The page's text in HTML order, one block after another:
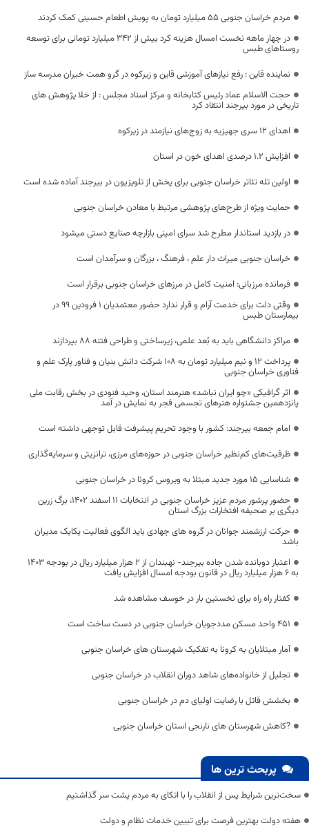
مردم خراسان جنوبی ۵۵ میلیارد تومان به پویش اطعام حسینی کمک کردند
در چهار ماهه نخست امسال هزینه کرد بیش از ۳۴۲ میلیارد تومانی برای توسعه
روستاهای طبس
نماینده قاین : رفع نیازهای آموزشی قاین و زیرکوه در گرو همت خیران مدرسه ساز
حجت الاسلام عماد رئیس کتابخانه و مرکز اسناد مجلس : از خلا پژوهش های
تاریخی در مورد بیرجند انتقاد کرد
اهدای ۱۲ سری جهیزیه به زوج‌های نیازمند در زیرکوه
افزایش ۱.۲ درصدی اهدای خون در استان
اولین تله تئاتر خراسان جنوبی برای پخش از تلویزیون در بیرجند آماده شده است
حمایت ویژه از طرح‌های پژوهشی مرتبط با معادن خراسان جنوبی
در بازدید استاندار مطرح شد سرای امینی بازارچه صنایع دستی میشود
خراسان جنوبی میراث دار علم ، فرهنگ ، بزرگان و سرآمدان است
فرمانده مرزبانی: امنیت کامل در مرزهای خراسان جنوبی برقرار است
وقتی دلت برای خدمت آرام و قرار ندارد حضور معتمدیان 1 فرودین 99 در
بیمارستان طبس
مراکز دانشگاهی باید به بُعد علمی، زیرساختی و طراحی فتنه ۸۸ بپردازند
پرداخت 12 و نیم میلیارد تومان به 108 شرکت دانش بنیان و فناور پارک علم و
فناوری خراسان جنوبی
اثر گرافیکی «چو ایران نباشد» هنرمند استان، وحید فنودی در بخش رقابت ملی
پانزدهمین جشنواره هنرهای تجسمی فجر به نمایش در آمد
امام جمعه بیرجند: کشور با وجود تحریم پیشرفت قابل توجهی داشته است
ظرفیت‌های کم‌نظیر خراسان جنوبی در حوزه‌های مرزی، ترانزیتی و سرمایه‌گذاری
شناسایی ۱۵ مورد جدید مبتلا به ویروس کرونا در خراسان جنوبی
حضور پرشور مردم عزیز خراسان جنوبی در انتخابات ۱۱ اسفند ۱۴۰۲، برگ زرین
دیگری بر صحیفه افتخارات بزرگ استان
حرکت ارزشمند جوانان در گروه های جهادی باید الگوی فعالیت یکایک مدیران
باشد
اعتبار دوبانده شدن جاده بیرجند- نهبندان از ۲ هزار میلیارد ریال در بودجه ۱۴۰۳
به ۶ هزار میلیارد ریال در قانون بودجه امسال افزایش یافت
کفتار راه راه برای نخستین بار در خوسف مشاهده شد
۴۵۱ واحد مسکن مددجویان خراسان جنوبی در دست ساخت است
آمار مبتلایان به کرونا به تفکیک شهرستان های خراسان جنوبی
تجلیل از خانواده‌های شاهد دوران انقلاب در خراسان جنوبی
بخشش قاتل با رضایت اولیای دم در خراسان جنوبی
?کاهش شهرستان های نارنجی استان خراسان جنوبی
پربحث ترین ها
سخت‌ترین شرایط پس از انقلاب را با اتکای به مردم پشت سر گذاشتیم
هفته دولت بهترین فرصت برای تبیین خدمات نظام و دولت